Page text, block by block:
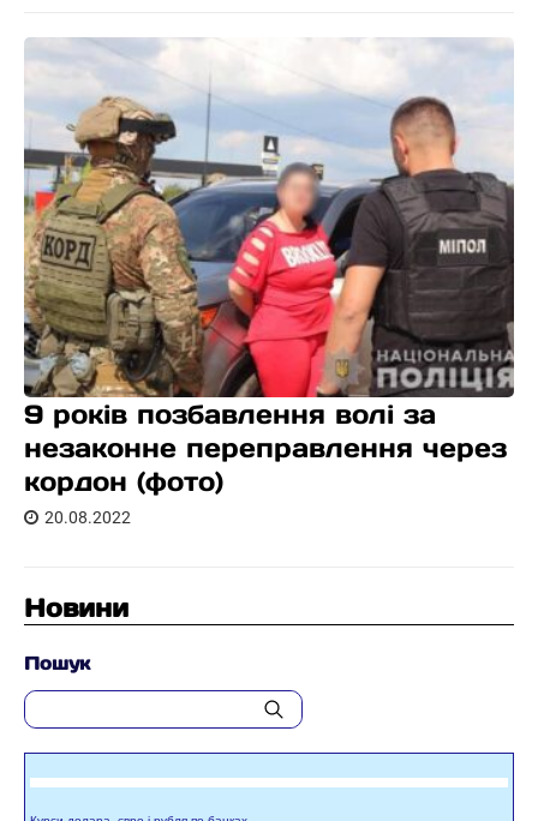
9 років позбавлення волі за
незаконне переправлення через
кордон (фото)
20.08.2022
Новини
Пошук